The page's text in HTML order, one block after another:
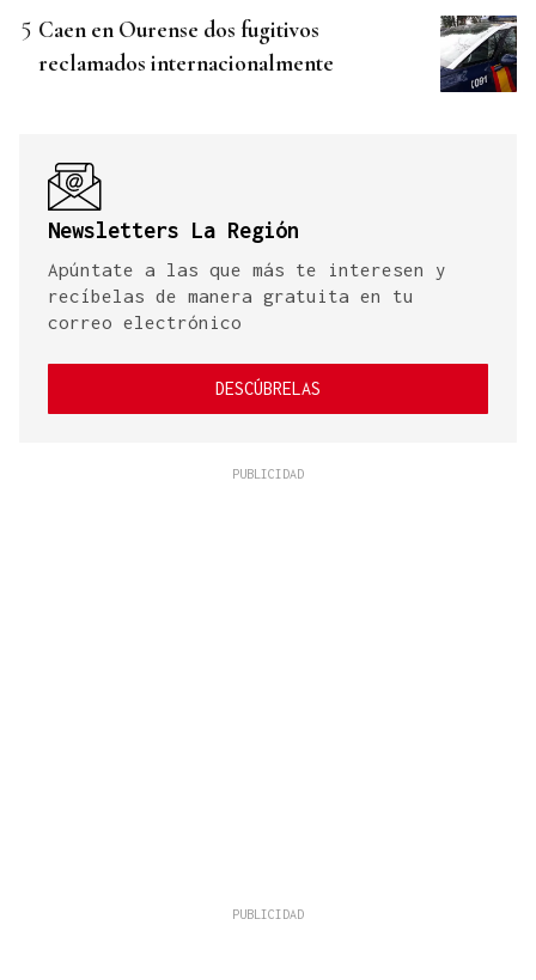
Caen en Ourense dos fugitivos
reclamados internacionalmente
Newsletters La Región
Apúntate a las que más te interesen y
recíbelas de manera gratuita en tu
correo electrónico
DESCÚBRELAS